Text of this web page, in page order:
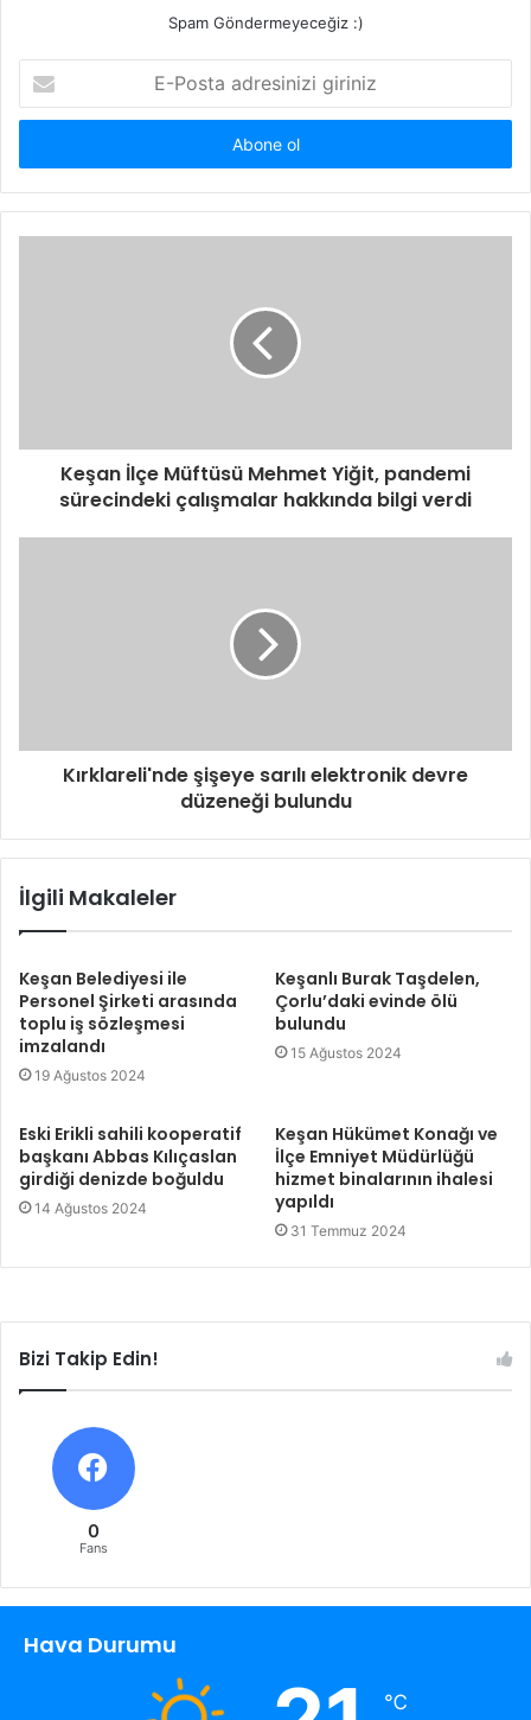
Spam Göndermeyeceğiz :)
Posta
adresinizi
Keşan İlçe Müftüsü Mehmet Yiğit, pandemi
sürecindeki çalışmalar hakkında bilgi verdi
Kırklareli'nde şişeye sarılı elektronik devre
düzeneği bulundu
İlgili Makaleler
Keşan Belediyesi ile
Personel Şirketi arasında
toplu iş sözleşmesi
imzalandı
19 Ağustos 2024
Keşanlı Burak Taşdelen,
Çorlu’daki evinde ölü
bulundu
15 Ağustos 2024
Eski Erikli sahili kooperatif
başkanı Abbas Kılıçaslan
girdiği denizde boğuldu
14 Ağustos 2024
Keşan Hükümet Konağı ve
İlçe Emniyet Müdürlüğü
hizmet binalarının ihalesi
yapıldı
31 Temmuz 2024
Bizi Takip Edin!
0
Fans
Hava Durumu
℃